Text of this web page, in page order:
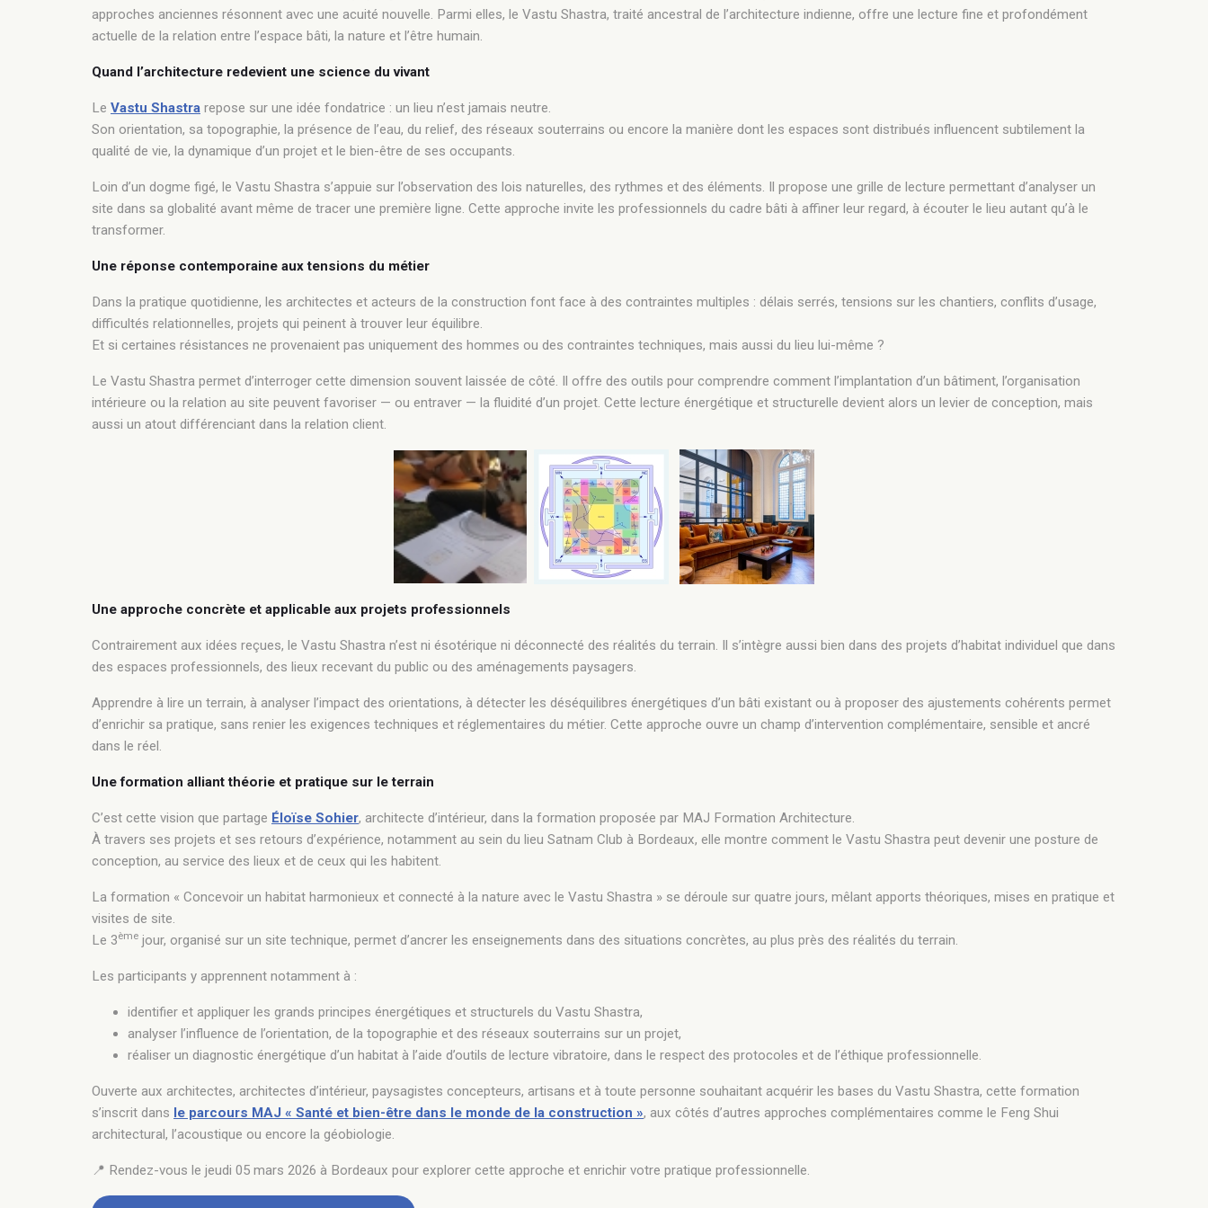
approches anciennes résonnent avec une acuité nouvelle. Parmi elles, le Vastu Shastra, traité ancestral de l’architecture indienne, offre une lecture fine et profondément
actuelle de la relation entre l’espace bâti, la nature et l’être humain.
Quand l’architecture redevient une science du vivant
Le Vastu Shastra repose sur une idée fondatrice : un lieu n’est jamais neutre.
Son orientation, sa topographie, la présence de l’eau, du relief, des réseaux souterrains ou encore la manière dont les espaces sont distribués influencent subtilement la
qualité de vie, la dynamique d’un projet et le bien-être de ses occupants.
Loin d’un dogme figé, le Vastu Shastra s’appuie sur l’observation des lois naturelles, des rythmes et des éléments. Il propose une grille de lecture permettant d’analyser un
site dans sa globalité avant même de tracer une première ligne. Cette approche invite les professionnels du cadre bâti à affiner leur regard, à écouter le lieu autant qu’à le
transformer.
Une réponse contemporaine aux tensions du métier
Dans la pratique quotidienne, les architectes et acteurs de la construction font face à des contraintes multiples : délais serrés, tensions sur les chantiers, conflits d’usage,
difficultés relationnelles, projets qui peinent à trouver leur équilibre.
Et si certaines résistances ne provenaient pas uniquement des hommes ou des contraintes techniques, mais aussi du lieu lui-même ?
Le Vastu Shastra permet d’interroger cette dimension souvent laissée de côté. Il offre des outils pour comprendre comment l’implantation d’un bâtiment, l’organisation
intérieure ou la relation au site peuvent favoriser — ou entraver — la fluidité d’un projet. Cette lecture énergétique et structurelle devient alors un levier de conception, mais
aussi un atout différenciant dans la relation client.
Une approche concrète et applicable aux projets professionnels
Contrairement aux idées reçues, le Vastu Shastra n’est ni ésotérique ni déconnecté des réalités du terrain. Il s’intègre aussi bien dans des projets d’habitat individuel que dans
des espaces professionnels, des lieux recevant du public ou des aménagements paysagers.
Apprendre à lire un terrain, à analyser l’impact des orientations, à détecter les déséquilibres énergétiques d’un bâti existant ou à proposer des ajustements cohérents permet
d’enrichir sa pratique, sans renier les exigences techniques et réglementaires du métier. Cette approche ouvre un champ d’intervention complémentaire, sensible et ancré
dans le réel.
Une formation alliant théorie et pratique sur le terrain
C’est cette vision que partage Éloïse Sohier, architecte d’intérieur, dans la formation proposée par MAJ Formation Architecture.
À travers ses projets et ses retours d’expérience, notamment au sein du lieu Satnam Club à Bordeaux, elle montre comment le Vastu Shastra peut devenir une posture de
conception, au service des lieux et de ceux qui les habitent.
La formation « Concevoir un habitat harmonieux et connecté à la nature avec le Vastu Shastra » se déroule sur quatre jours, mêlant apports théoriques, mises en pratique et
visites de site.
Le 3ème jour, organisé sur un site technique, permet d’ancrer les enseignements dans des situations concrètes, au plus près des réalités du terrain.
Les participants y apprennent notamment à :
identifier et appliquer les grands principes énergétiques et structurels du Vastu Shastra,
analyser l’influence de l’orientation, de la topographie et des réseaux souterrains sur un projet,
réaliser un diagnostic énergétique d’un habitat à l’aide d’outils de lecture vibratoire, dans le respect des protocoles et de l’éthique professionnelle.
Ouverte aux architectes, architectes d’intérieur, paysagistes concepteurs, artisans et à toute personne souhaitant acquérir les bases du Vastu Shastra, cette formation
s’inscrit dans le parcours MAJ « Santé et bien-être dans le monde de la construction », aux côtés d’autres approches complémentaires comme le Feng Shui
architectural, l’acoustique ou encore la géobiologie.
📍 Rendez-vous le jeudi 05 mars 2026 à Bordeaux pour explorer cette approche et enrichir votre pratique professionnelle.